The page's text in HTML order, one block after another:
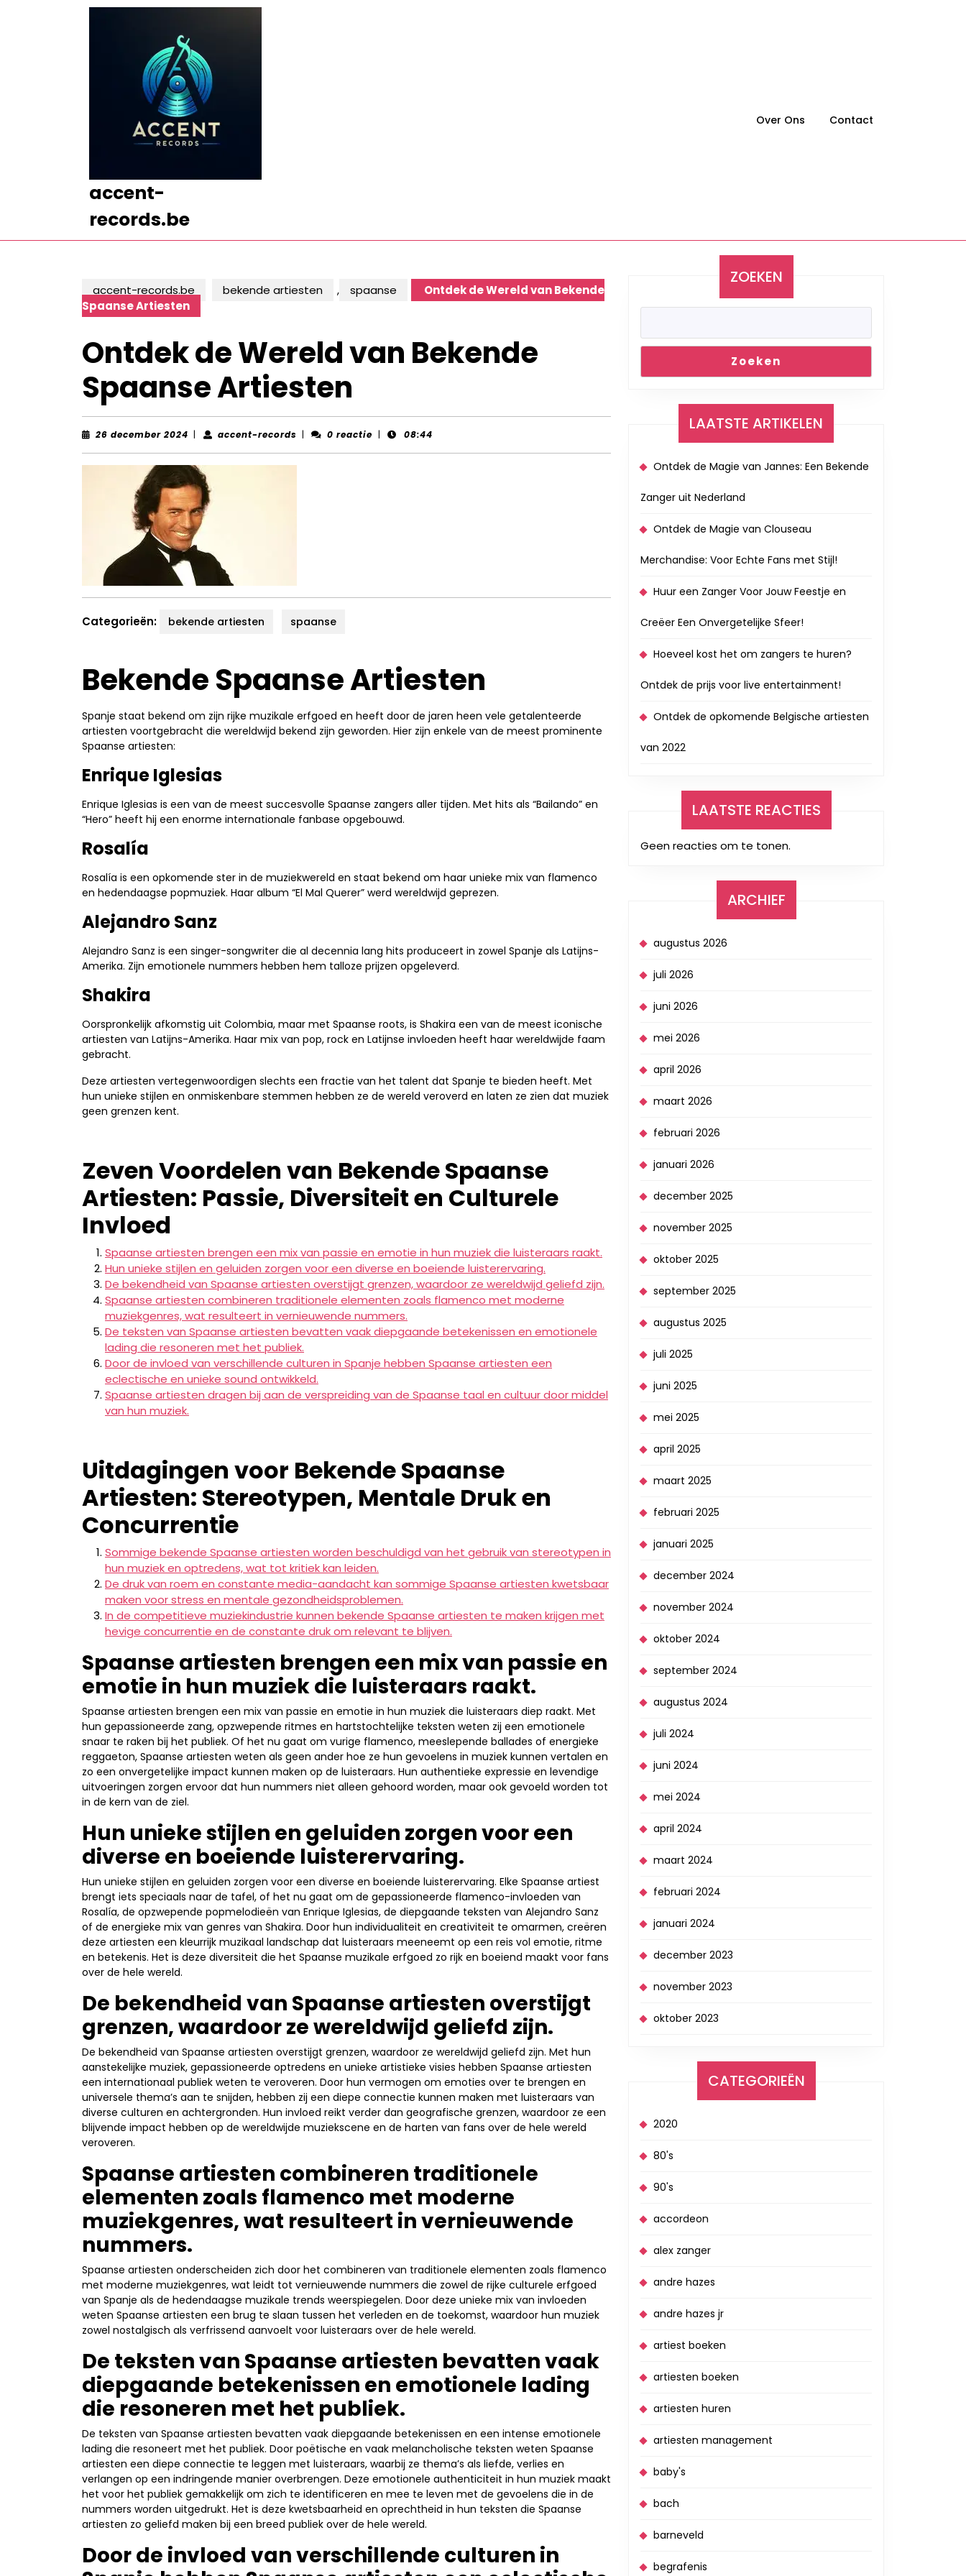
accent-
records.be
Over Ons Contact
accent-records.be bekende artiesten , spaanse
Ontdek de Wereld van Bekende
Spaanse Artiesten
Ontdek de Wereld van Bekende
Spaanse Artiesten
26 december 2024 26| accent-records accent-
| 0 reactie | 08:44
Categorieën: bekende artiesten spaanse
Bekende Spaanse Artiesten
Spanje staat bekend om zijn rijke muzikale erfgoed en heeft door de jaren heen vele getalenteerde
artiesten voortgebracht die wereldwijd bekend zijn geworden. Hier zijn enkele van de meest prominente
Spaanse artiesten:
Enrique Iglesias
Enrique Iglesias is een van de meest succesvolle Spaanse zangers aller tijden. Met hits als “Bailando” en
“Hero” heeft hij een enorme internationale fanbase opgebouwd.
Rosalía
Rosalía is een opkomende ster in de muziekwereld en staat bekend om haar unieke mix van flamenco
en hedendaagse popmuziek. Haar album “El Mal Querer” werd wereldwijd geprezen.
Alejandro Sanz
Alejandro Sanz is een singer-songwriter die al decennia lang hits produceert in zowel Spanje als Latijns-
Amerika. Zijn emotionele nummers hebben hem talloze prijzen opgeleverd.
Shakira
Oorspronkelijk afkomstig uit Colombia, maar met Spaanse roots, is Shakira een van de meest iconische
artiesten van Latijns-Amerika. Haar mix van pop, rock en Latijnse invloeden heeft haar wereldwijde faam
gebracht.
Deze artiesten vertegenwoordigen slechts een fractie van het talent dat Spanje te bieden heeft. Met
hun unieke stijlen en onmiskenbare stemmen hebben ze de wereld veroverd en laten ze zien dat muziek
geen grenzen kent.
Zeven Voordelen van Bekende Spaanse
Artiesten: Passie, Diversiteit en Culturele
Invloed
Spaanse artiesten brengen een mix van passie en emotie in hun muziek die luisteraars raakt.
Hun unieke stijlen en geluiden zorgen voor een diverse en boeiende luisterervaring.
De bekendheid van Spaanse artiesten overstijgt grenzen, waardoor ze wereldwijd geliefd zijn.
Spaanse artiesten combineren traditionele elementen zoals flamenco met moderne
muziekgenres, wat resulteert in vernieuwende nummers.
De teksten van Spaanse artiesten bevatten vaak diepgaande betekenissen en emotionele
lading die resoneren met het publiek.
Door de invloed van verschillende culturen in Spanje hebben Spaanse artiesten een
eclectische en unieke sound ontwikkeld.
Spaanse artiesten dragen bij aan de verspreiding van de Spaanse taal en cultuur door middel
van hun muziek.
Uitdagingen voor Bekende Spaanse
Artiesten: Stereotypen, Mentale Druk en
Concurrentie
Sommige bekende Spaanse artiesten worden beschuldigd van het gebruik van stereotypen in
hun muziek en optredens, wat tot kritiek kan leiden.
De druk van roem en constante media-aandacht kan sommige Spaanse artiesten kwetsbaar
maken voor stress en mentale gezondheidsproblemen.
In de competitieve muziekindustrie kunnen bekende Spaanse artiesten te maken krijgen met
hevige concurrentie en de constante druk om relevant te blijven.
Spaanse artiesten brengen een mix van passie en
emotie in hun muziek die luisteraars raakt.
Spaanse artiesten brengen een mix van passie en emotie in hun muziek die luisteraars diep raakt. Met
hun gepassioneerde zang, opzwepende ritmes en hartstochtelijke teksten weten zij een emotionele
snaar te raken bij het publiek. Of het nu gaat om vurige flamenco, meeslepende ballades of energieke
reggaeton, Spaanse artiesten weten als geen ander hoe ze hun gevoelens in muziek kunnen vertalen en
zo een onvergetelijke impact kunnen maken op de luisteraars. Hun authentieke expressie en levendige
uitvoeringen zorgen ervoor dat hun nummers niet alleen gehoord worden, maar ook gevoeld worden tot
in de kern van de ziel.
Hun unieke stijlen en geluiden zorgen voor een
diverse en boeiende luisterervaring.
Hun unieke stijlen en geluiden zorgen voor een diverse en boeiende luisterervaring. Elke Spaanse artiest
brengt iets speciaals naar de tafel, of het nu gaat om de gepassioneerde flamenco-invloeden van
Rosalía, de opzwepende popmelodieën van Enrique Iglesias, de diepgaande teksten van Alejandro Sanz
of de energieke mix van genres van Shakira. Door hun individualiteit en creativiteit te omarmen, creëren
deze artiesten een kleurrijk muzikaal landschap dat luisteraars meeneemt op een reis vol emotie, ritme
en betekenis. Het is deze diversiteit die het Spaanse muzikale erfgoed zo rijk en boeiend maakt voor fans
over de hele wereld.
De bekendheid van Spaanse artiesten overstijgt
grenzen, waardoor ze wereldwijd geliefd zijn.
De bekendheid van Spaanse artiesten overstijgt grenzen, waardoor ze wereldwijd geliefd zijn. Met hun
aanstekelijke muziek, gepassioneerde optredens en unieke artistieke visies hebben Spaanse artiesten
een internationaal publiek weten te veroveren. Door hun vermogen om emoties over te brengen en
universele thema’s aan te snijden, hebben zij een diepe connectie kunnen maken met luisteraars van
diverse culturen en achtergronden. Hun invloed reikt verder dan geografische grenzen, waardoor ze een
blijvende impact hebben op de wereldwijde muziekscene en de harten van fans over de hele wereld
veroveren.
Spaanse artiesten combineren traditionele
elementen zoals flamenco met moderne
muziekgenres, wat resulteert in vernieuwende
nummers.
Spaanse artiesten onderscheiden zich door het combineren van traditionele elementen zoals flamenco
met moderne muziekgenres, wat leidt tot vernieuwende nummers die zowel de rijke culturele erfgoed
van Spanje als de hedendaagse muzikale trends weerspiegelen. Door deze unieke mix van invloeden
weten Spaanse artiesten een brug te slaan tussen het verleden en de toekomst, waardoor hun muziek
zowel nostalgisch als verfrissend aanvoelt voor luisteraars over de hele wereld.
De teksten van Spaanse artiesten bevatten vaak
diepgaande betekenissen en emotionele lading
die resoneren met het publiek.
De teksten van Spaanse artiesten bevatten vaak diepgaande betekenissen en een intense emotionele
lading die resoneert met het publiek. Door poëtische en vaak melancholische teksten weten Spaanse
artiesten een diepe connectie te leggen met luisteraars, waarbij ze thema’s als liefde, verlies en
verlangen op een indringende manier overbrengen. Deze emotionele authenticiteit in hun muziek maakt
het voor het publiek gemakkelijk om zich te identificeren en mee te leven met de gevoelens die in de
nummers worden uitgedrukt. Het is deze kwetsbaarheid en oprechtheid in hun teksten die Spaanse
artiesten zo geliefd maken bij een breed publiek over de hele wereld.
Door de invloed van verschillende culturen in
ZOEKEN
Zoeken
LAATSTE ARTIKELEN
Ontdek de Magie van Jannes: Een Bekende
Zanger uit Nederland
Ontdek de Magie van Clouseau
Merchandise: Voor Echte Fans met Stijl!
Huur een Zanger Voor Jouw Feestje en
Creëer Een Onvergetelijke Sfeer!
Hoeveel kost het om zangers te huren?
Ontdek de prijs voor live entertainment!
Ontdek de opkomende Belgische artiesten
van 2022
LAATSTE REACTIES
Geen reacties om te tonen.
ARCHIEF
augustus 2026
juli 2026
juni 2026
mei 2026
april 2026
maart 2026
februari 2026
januari 2026
december 2025
november 2025
oktober 2025
september 2025
augustus 2025
juli 2025
juni 2025
mei 2025
april 2025
maart 2025
februari 2025
januari 2025
december 2024
november 2024
oktober 2024
september 2024
augustus 2024
juli 2024
juni 2024
mei 2024
april 2024
maart 2024
februari 2024
januari 2024
december 2023
november 2023
oktober 2023
CATEGORIEËN
2020
80's
90's
accordeon
alex zanger
andre hazes
andre hazes jr
artiest boeken
artiesten boeken
artiesten huren
artiesten management
baby's
bach
barneveld
begrafenis